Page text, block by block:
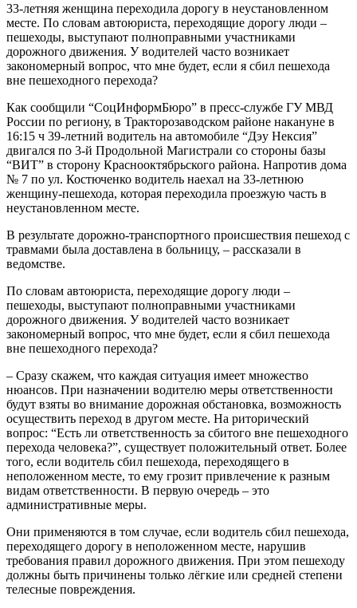
33-летняя женщина переходила дорогу в неустановленном
месте. По словам автоюриста, переходящие дорогу люди –
пешеходы, выступают полноправными участниками
дорожного движения. У водителей часто возникает
закономерный вопрос, что мне будет, если я сбил пешехода
вне пешеходного перехода?
Как сообщили “СоцИнформБюро” в пресс-службе ГУ МВД
России по региону, в Тракторозаводском районе накануне в
16:15 ч 39-летний водитель на автомобиле “Дэу Нексия”
двигался по 3-й Продольной Магистрали со стороны базы
“ВИТ” в сторону Краснооктябрьского района. Напротив дома
№ 7 по ул. Костюченко водитель наехал на 33-летнюю
женщину-пешехода, которая переходила проезжую часть в
неустановленном месте.
В результате дорожно-транспортного происшествия пешеход с
травмами была доставлена в больницу, – рассказали в
ведомстве.
По словам автоюриста, переходящие дорогу люди –
пешеходы, выступают полноправными участниками
дорожного движения. У водителей часто возникает
закономерный вопрос, что мне будет, если я сбил пешехода
вне пешеходного перехода?
– Сразу скажем, что каждая ситуация имеет множество
нюансов. При назначении водителю меры ответственности
будут взяты во внимание дорожная обстановка, возможность
осуществить переход в другом месте. На риторический
вопрос: “Есть ли ответственность за сбитого вне пешеходного
перехода человека?”, существует положительный ответ. Более
того, если водитель сбил пешехода, переходящего в
неположенном месте, то ему грозит привлечение к разным
видам ответственности. В первую очередь – это
административные меры.
Они применяются в том случае, если водитель сбил пешехода,
переходящего дорогу в неположенном месте, нарушив
требования правил дорожного движения. При этом пешеходу
должны быть причинены только лёгкие или средней степени
телесные повреждения.